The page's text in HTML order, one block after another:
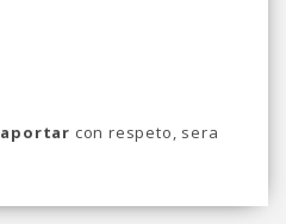
aportar con respeto, sera